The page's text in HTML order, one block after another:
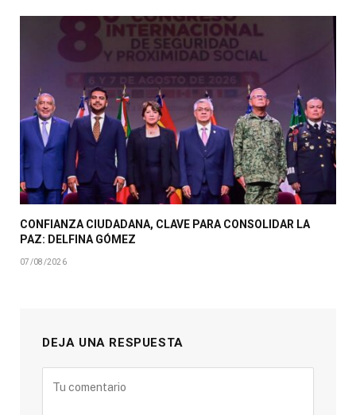
CONFIANZA CIUDADANA, CLAVE PARA CONSOLIDAR LA
PAZ: DELFINA GÓMEZ
07/08/2026
DEJA UNA RESPUESTA